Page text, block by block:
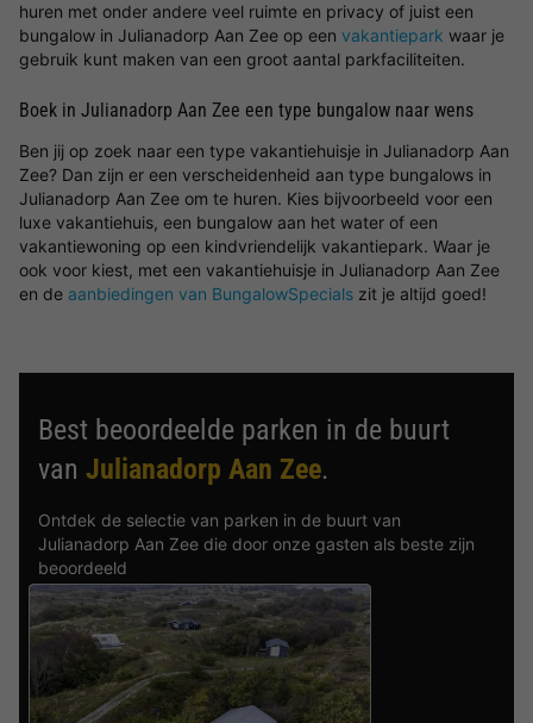
huren met onder andere veel ruimte en privacy of juist een
bungalow in Julianadorp Aan Zee op een vakantiepark waar je
gebruik kunt maken van een groot aantal parkfaciliteiten.
Boek in Julianadorp Aan Zee een type bungalow naar wens
Ben jij op zoek naar een type vakantiehuisje in Julianadorp Aan
Zee? Dan zijn er een verscheidenheid aan type bungalows in
Julianadorp Aan Zee om te huren. Kies bijvoorbeeld voor een
luxe vakantiehuis, een bungalow aan het water of een
vakantiewoning op een kindvriendelijk vakantiepark. Waar je
ook voor kiest, met een vakantiehuisje in Julianadorp Aan Zee
en de aanbiedingen van BungalowSpecials zit je altijd goed!
Best beoordeelde parken in de buurt
van Julianadorp Aan Zee.
Ontdek de selectie van parken in de buurt van
Julianadorp Aan Zee die door onze gasten als beste zijn
beoordeeld